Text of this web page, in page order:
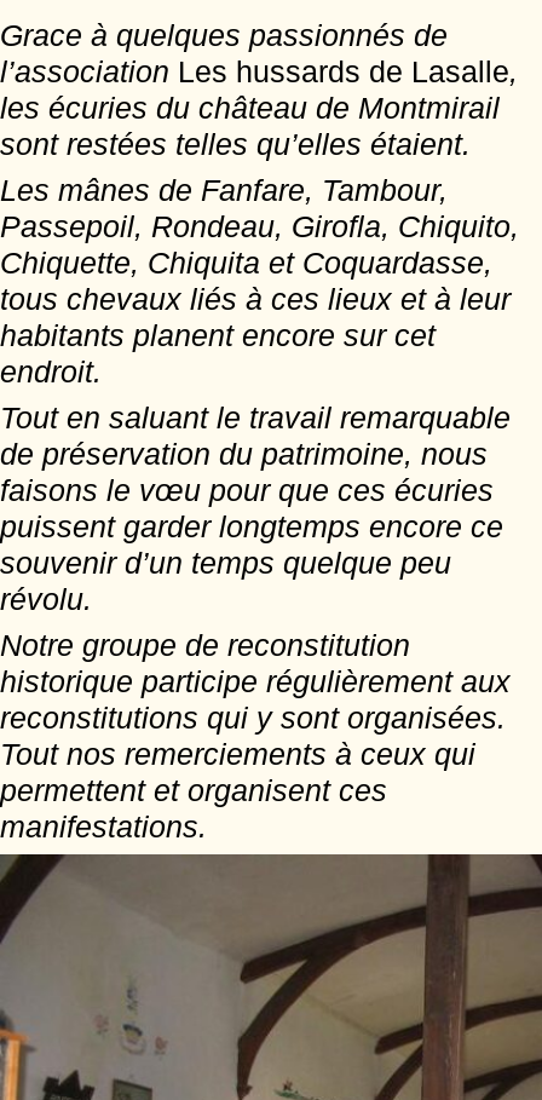
Grace à quelques passionnés de
l’association Les hussards de Lasalle,
les écuries du château de Montmirail
sont restées telles qu’elles étaient.
Les mânes de Fanfare, Tambour,
Passepoil, Rondeau, Girofla, Chiquito,
Chiquette, Chiquita et Coquardasse,
tous chevaux liés à ces lieux et à leur
habitants planent encore sur cet
endroit.
Tout en saluant le travail remarquable
de préservation du patrimoine, nous
faisons le vœu pour que ces écuries
puissent garder longtemps encore ce
souvenir d’un temps quelque peu
révolu.
Notre groupe de reconstitution
historique participe régulièrement aux
reconstitutions qui y sont organisées.
Tout nos remerciements à ceux qui
permettent et organisent ces
manifestations.